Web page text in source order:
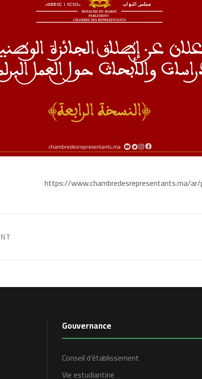
https://www.chambredesrepresentants.ma/ar/
Gouvernance
Conseil d’établissement
Vie estudiantine